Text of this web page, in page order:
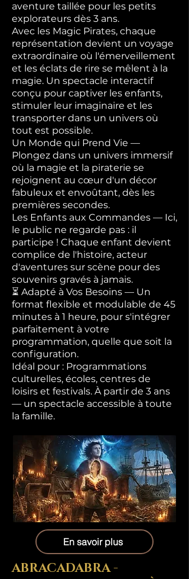
aventure taillée pour les petits
explorateurs dès 3 ans.
Avec les Magic Pirates, chaque
représentation devient un voyage
extraordinaire où l'émerveillement
et les éclats de rire se mêlent à la
magie. Un spectacle interactif
conçu pour captiver les enfants,
stimuler leur imaginaire et les
transporter dans un univers où
tout est possible.
Un Monde qui Prend Vie —
Plongez dans un univers immersif
où la magie et la piraterie se
rejoignent au cœur d'un décor
fabuleux et envoûtant, dès les
premières secondes.
Les Enfants aux Commandes — Ici,
le public ne regarde pas : il
participe ! Chaque enfant devient
complice de l'histoire, acteur
d'aventures sur scène pour des
souvenirs gravés à jamais.
⏳ Adapté à Vos Besoins — Un
format flexible et modulable de 45
minutes à 1 heure, pour s'intégrer
parfaitement à votre
programmation, quelle que soit la
configuration.
Idéal pour : Programmations
culturelles, écoles, centres de
loisirs et festivals. À partir de 3 ans
— un spectacle accessible à toute
la famille.
En savoir plus
ABRACADABRA -